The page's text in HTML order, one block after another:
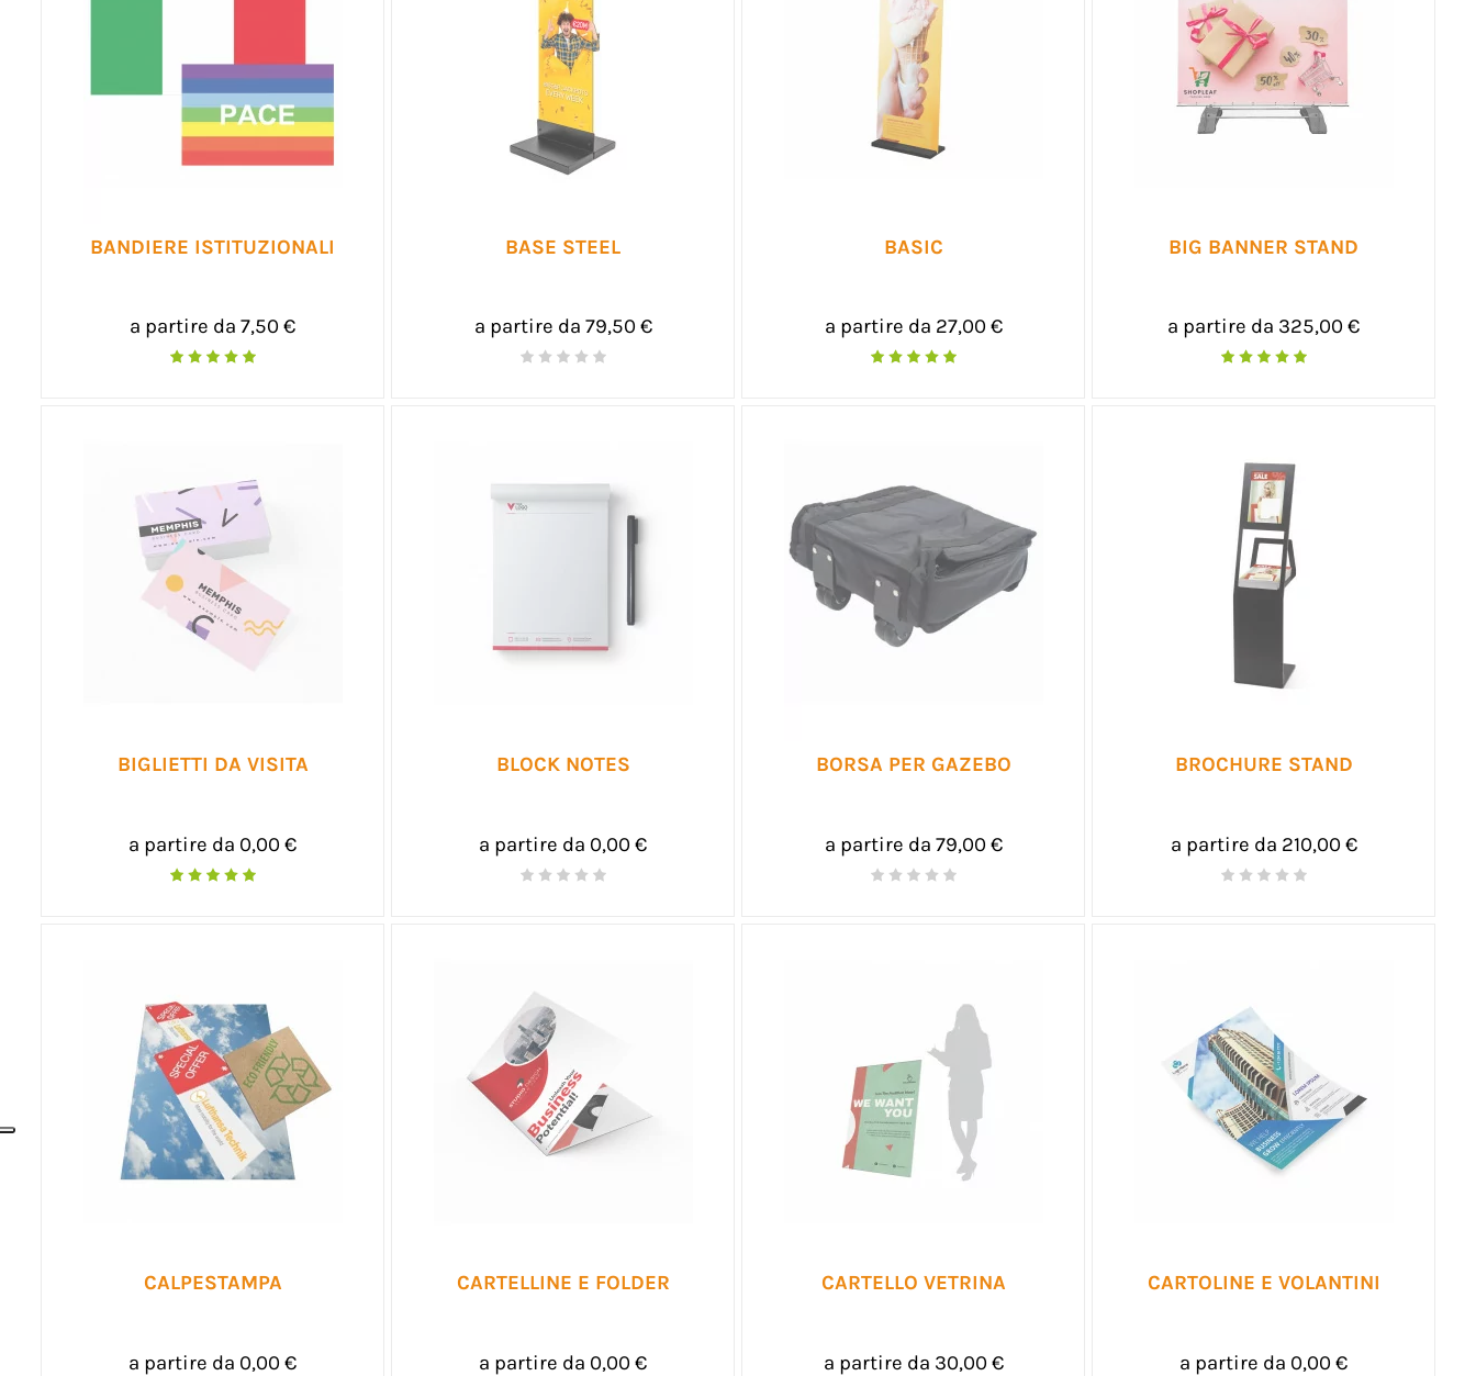
BANDIERE ISTITUZIONALI
a partire da 7,50 €
BASE STEEL
a partire da 79,50 €
BASIC
a partire da 27,00 €
BIG BANNER STAND
a partire da 325,00 €
BIGLIETTI DA VISITA
a partire da 0,00 €
BLOCK NOTES
a partire da 0,00 €
BORSA PER GAZEBO
a partire da 79,00 €
BROCHURE STAND
a partire da 210,00 €
CALPESTAMPA
a partire da 0,00 €
CARTELLINE E FOLDER
a partire da 0,00 €
CARTELLO VETRINA
a partire da 30,00 €
CARTOLINE E VOLANTINI
a partire da 0,00 €